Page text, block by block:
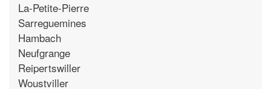
La-Petite-Pierre
Sarreguemines
Hambach
Neufgrange
Reipertswiller
Woustviller